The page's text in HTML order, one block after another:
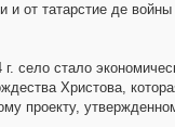
и от татарстие де
г. село стало
Христова,
проекту,